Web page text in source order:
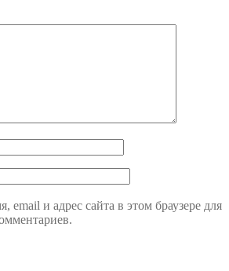
email и адрес сайта в этом браузере для